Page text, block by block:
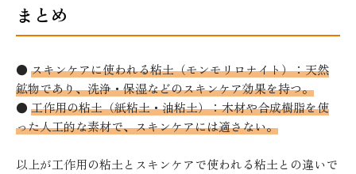
まとめ
● スキンケアに使われる粘土（モンモリロナイト）：天然
鉱物であり、洗浄・保湿などのスキンケア効果を持つ。
● 工作用の粘土（紙粘土・油粘土）：木材や合成樹脂を使
った人工的な素材で、スキンケアには適さない。
以上が工作用の粘土とスキンケアで使われる粘土との違いで